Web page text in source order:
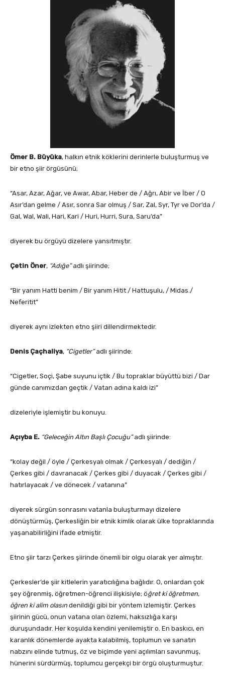
Ömer B. Büyüka, halkın etnik köklerini derinlerle buluşturmuş ve
bir etno şiir örgüsünü;
“Asar, Azar, Ağar, ve Awar, Abar, Heber de / Ağrı, Abir ve İber / O
Asır’dan gelme / Asır, sonra Sar olmuş / Sar, Zal, Syr, Tyr ve Dor’da /
Gal, Wal, Wali, Hari, Kari / Huri, Hurri, Sura, Saru’da”
diyerek bu örgüyü dizelere yansıtmıştır.
Çetin Öner, “Adığe”adlı şiirinde;
“Bir yanım Hatti benim / Bir yanım Hitit / Hattuşulu, / Midas./
Neferitit”
diyerek aynı izlekten etno şiiri dillendirmektedir.
Denis Çaçhaliya, “Cigetler”adlı şiirinde:
“Cigetler, Soçi, Şabe suyunu içtik / Bu topraklar büyüttü bizi / Dar
günde canımızdan geçtik / Vatan adına kaldı izi”
dizeleriyle işlemiştir bu konuyu.
Açıyba E. “Geleceğin Altın Başlı Çocuğu”adlı şiirinde:
“kolay değil / öyle / Çerkesyalı olmak / Çerkesyalı / dediğin /
Çerkes gibi / davranacak / Çerkes gibi / duyacak / Çerkes gibi /
hatırlayacak / ve dönecek / vatanına”
diyerek sürgün sonrasını vatanla buluşturmayı dizelere
dönüştürmüş, Çerkesliğin bir etnik kimlik olarak ülke topraklarında
yaşanabilirliğini ifade etmiştir.
Etno şiir tarzı Çerkes şiirinde önemli bir olgu olarak yer almıştır.
Çerkesler’de şiir kitlelerin yaratıcılığına bağlıdır. O, onlardan çok
şey öğrenmiş, öğretmen-öğrenci ilişkisiyle; öğret ki öğretmen,
öğren ki alim olasın denildiği gibi bir yöntem izlemiştir. Çerkes
şiirinin gücü, onun vatana olan özlemi, haksızlığa karşı
duruşundadır. Her koşulda kendini yenilemiştir o. En baskıcı, en
karanlık dönemlerde ayakta kalabilmiş, toplumun ve sanatın
nabzını elinde tutmuş, öz ve biçimde yeni açılımları savunmuş,
hünerini sürdürmüş, toplumcu gerçekçi bir örgü oluşturmuştur.